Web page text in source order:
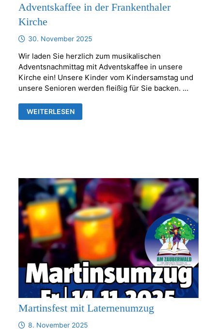
Adventskaffee in der Frankenthaler
Kirche
30. November 2025
Wir laden Sie herzlich zum musikalischen
Adventsnachmittag mit Adventskaffee in unsere
Kirche ein! Unsere Kinder vom Kindersamstag und
unsere Senioren werden fleißig für Sie backen. …
MUSIKALISCHER
ADVENTNACHMITTAG
WEITERLESEN
Martinsfest mit Laternenumzug
8. November 2025